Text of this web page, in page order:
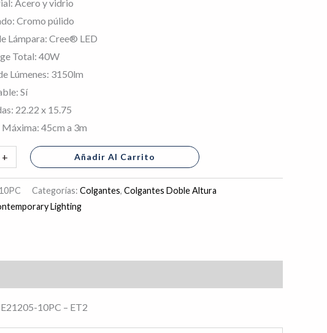
Acero y vidrio
Cromo púlido
Lámpara: Cree® LED
Total: 40W
Lúmenes: 3150lm
Sí
22.22 x 15.75
45cm a 3m
+ Añadir Al Carrito
Categorías: Colgantes, Colgantes Doble Altura
Lighting
E21205-10PC – ET2